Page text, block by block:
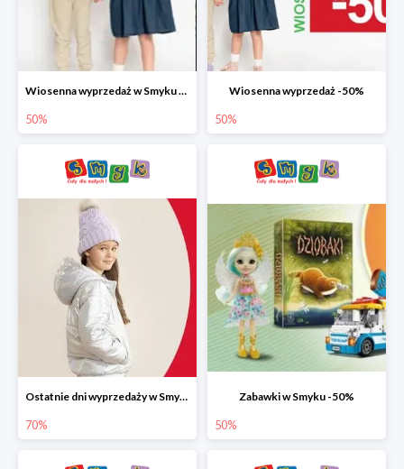
Wiosenna wyprzedaż w Smyku do -50%
50%
Wiosenna wyprzedaż -50%
50%
Ostatnie dni wyprzedaży w Smyku do -70%
70%
Zabawki w Smyku -50%
50%